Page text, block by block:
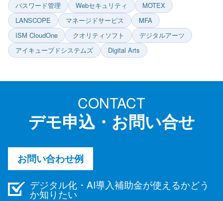
パスワード管理
Webセキュリティ
MOTEX
LANSCOPE
マネージドサービス
MFA
ISM CloudOne
クオリティソフト
デジタルアーツ
アイキューブドシステムズ
Digital Arts
CONTACT
デモ申込・お問い合せ
お問い合わせ例
デジタル化・AI導入補助金が使えるかどう
か知りたい